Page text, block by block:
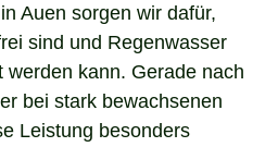
Auen sorgen wir dafür,
sind und Regenwasser
werden kann. Gerade nach
bei stark bewachsenen
Leistung besonders